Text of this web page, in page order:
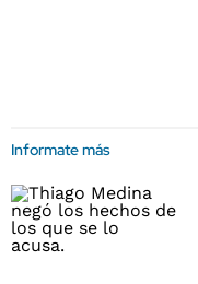
Informate más